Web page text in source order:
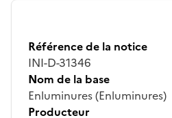
Référence de la notice
INI-D-31346
Nom de la base
Enluminures (Enluminures)
Producteur